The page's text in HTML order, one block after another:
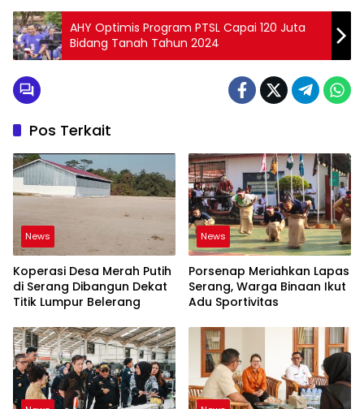
AHY Optimis Program PTSL Capai 120 Juta
Bidang Tanah Tahun 2024
Pos Terkait
News
Koperasi Desa Merah Putih
di Serang Dibangun Dekat
Titik Lumpur Belerang
News
Porsenap Meriahkan Lapas
Serang, Warga Binaan Ikut
Adu Sportivitas